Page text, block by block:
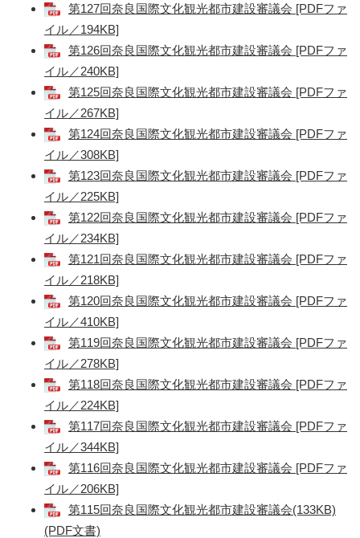
第127回奈良国際文化観光都市建設審議会 [PDFファ
イル／194KB]
第126回奈良国際文化観光都市建設審議会 [PDFファ
イル／240KB]
第125回奈良国際文化観光都市建設審議会 [PDFファ
イル／267KB]
第124回奈良国際文化観光都市建設審議会 [PDFファ
イル／308KB]
第123回奈良国際文化観光都市建設審議会 [PDFファ
イル／225KB]
第122回奈良国際文化観光都市建設審議会 [PDFファ
イル／234KB]
第121回奈良国際文化観光都市建設審議会 [PDFファ
イル／218KB]
第120回奈良国際文化観光都市建設審議会 [PDFファ
イル／410KB]
第119回奈良国際文化観光都市建設審議会 [PDFファ
イル／278KB]
第118回奈良国際文化観光都市建設審議会 [PDFファ
イル／224KB]
第117回奈良国際文化観光都市建設審議会 [PDFファ
イル／344KB]
第116回奈良国際文化観光都市建設審議会 [PDFファ
イル／206KB]
第115回奈良国際文化観光都市建設審議会(133KB)
(PDF文書)